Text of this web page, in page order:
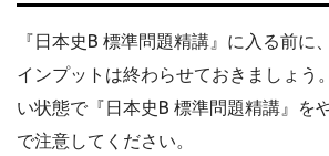
『日本史B 標準問題精講』に入る前に
インプットは終わらせておきましょう
い状態で『日本史B 標準問題精講』を
で注意してください。